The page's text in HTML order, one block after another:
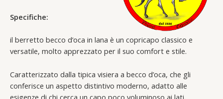
Specifiche:
il berretto becco d’oca in lana è un copricapo classico e
versatile, molto apprezzato per il suo comfort e stile.
Caratterizzato dalla tipica visiera a becco d’oca, che gli
conferisce un aspetto distintivo moderno, adatto alle
esigenze di chi cerca un capo poco voluminoso ai lati.